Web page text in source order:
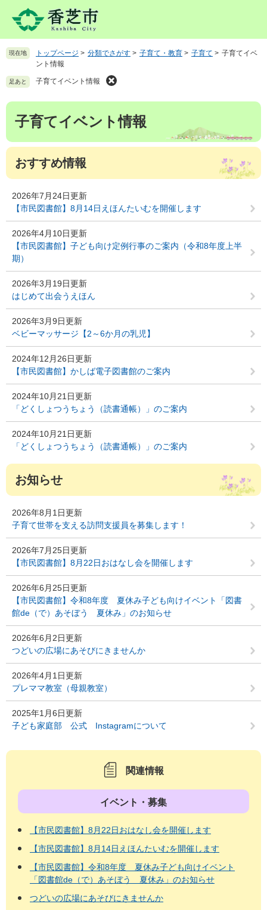
先
。
を
て
へ
現在地 トップページ > 分類でさがす > 子育て・教育 > 子育て > 子育てイベ
ント情報
足あと 子育てイベント情報
本
子育てイベント情報
おすすめ情報
2026年7月24日更新
【市民図書館】8月14日えほんたいむを開催します
2026年4月10日更新
【市民図書館】子ども向け定例行事のご案内（令和8年度上半
期）
2026年3月19日更新
はじめて出会うえほん
2026年3月9日更新
ベビーマッサージ【2～6か月の乳児】
2024年12月26日更新
【市民図書館】かしば電子図書館のご案内
2024年10月21日更新
「どくしょつうちょう（読書通帳）」のご案内
2024年10月21日更新
「どくしょつうちょう（読書通帳）」のご案内
お知らせ
2026年8月1日更新
子育て世帯を支える訪問支援員を募集します！
2026年7月25日更新
【市民図書館】8月22日おはなし会を開催します
2026年6月25日更新
【市民図書館】令和8年度 夏休み子ども向けイベント「図書
館de（で）あそぼう 夏休み」のお知らせ
2026年6月2日更新
つどいの広場にあそびにきませんか
2026年4月1日更新
プレママ教室（母親教室）
2025年1月6日更新
子ども家庭部 公式 Instagramについて
関連情報
イベント・募集
【市民図書館】8月22日おはなし会を開催します
【市民図書館】8月14日えほんたいむを開催します
【市民図書館】令和8年度 夏休み子ども向けイベント
「図書館de（で）あそぼう 夏休み」のお知らせ
つどいの広場にあそびにきませんか